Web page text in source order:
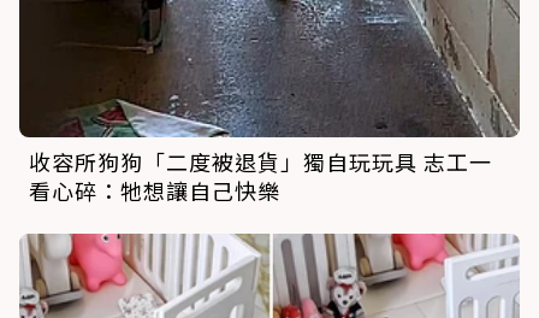
收容所狗狗「二度被退貨」獨自玩玩具 志工一
看心碎：牠想讓自己快樂